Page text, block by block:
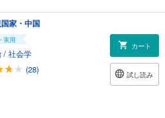
家・中国
実用
/ 社会学
(28)
カート
試し読み